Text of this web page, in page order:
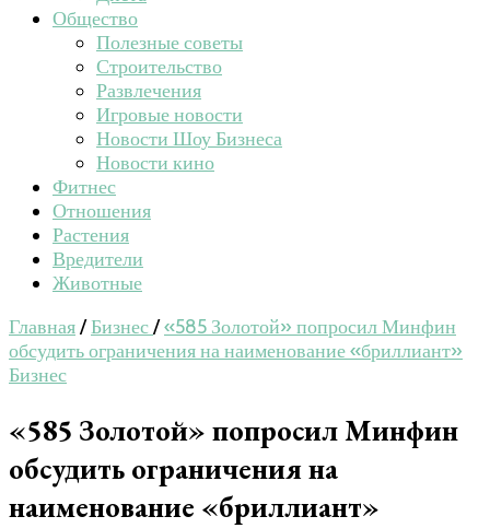
Общество
Полезные советы
Строительство
Развлечения
Игровые новости
Новости Шоу Бизнеса
Новости кино
Фитнес
Отношения
Растения
Вредители
Животные
Главная/Бизнес/«585 Золотой» попросил Минфин
обсудить ограничения на наименование «бриллиант»
Бизнес
«585 Золотой» попросил Минфин
обсудить ограничения на
наименование «бриллиант»